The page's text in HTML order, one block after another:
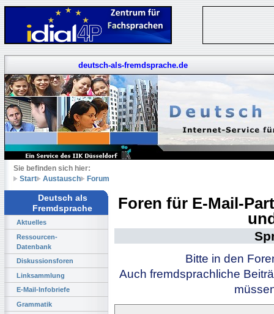
deutsch-als-fremdsprache.de
Sie befinden sich hier:
Start
Austausch Forum
Deutsch als
Fremdsprache
Aktuelles
Ressourcen-
Datenbank
Diskussionsforen
Linksammlung
E-Mail-Infobriefe
Grammatik
Foren für E-Mail-
Bitte in den
Auch fremdsprachliche